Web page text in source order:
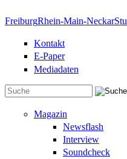
FreiburgRhein-Main-Neckar
Kontakt
E-Paper
Mediadaten
Magazin
Newsflash
Interview
Soundcheck